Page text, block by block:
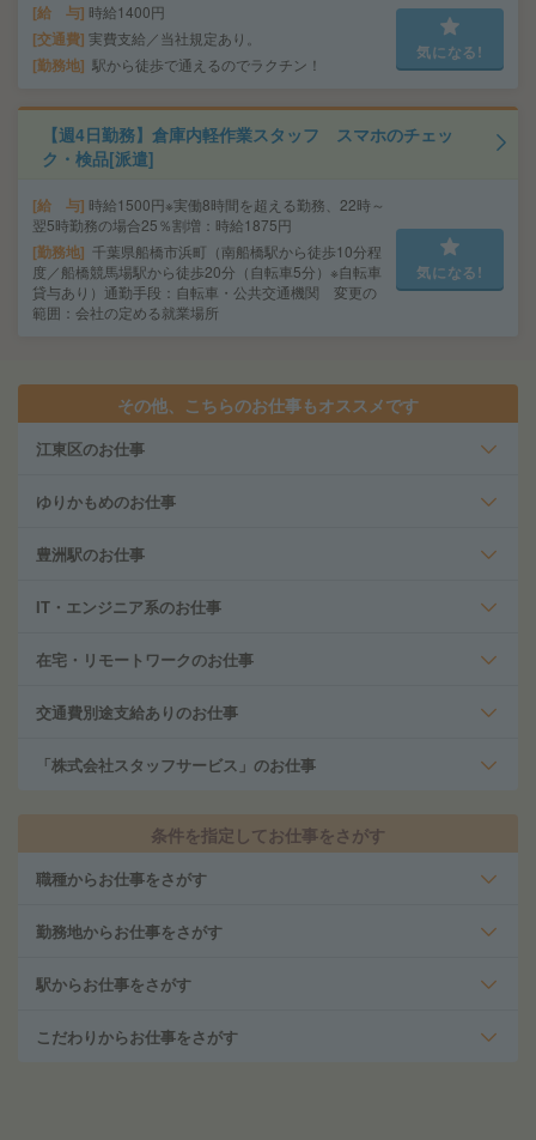
給 与 時給1400円
交通費 実費支給／当社規定あり。
勤務地 駅から徒歩で通えるのでラクチン！
気になる!
【週4日勤務】倉庫内軽作業スタッフ スマホのチェッ
ク・検品[派遣]
給 与 時給1500円※実働8時間を超える勤務、22時～
翌5時勤務の場合25％割増：時給1875円
勤務地 千葉県船橋市浜町（南船橋駅から徒歩10分程
度／船橋競馬場駅から徒歩20分（自転車5分）※自転車
貸与あり）通勤手段：自転車・公共交通機関 変更の
範囲：会社の定める就業場所
気になる!
その他、こちらのお仕事もオススメです
江東区のお仕事
ゆりかもめのお仕事
豊洲駅のお仕事
IT・エンジニア系のお仕事
在宅・リモートワークのお仕事
交通費別途支給ありのお仕事
「株式会社スタッフサービス」のお仕事
条件を指定してお仕事をさがす
職種からお仕事をさがす
勤務地からお仕事をさがす
駅からお仕事をさがす
こだわりからお仕事をさがす